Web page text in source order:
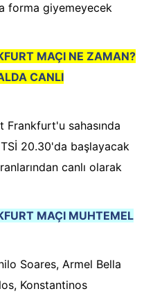
forma giyemeyecek
MAÇI NE ZAMAN?
CANLI
Frankfurt'u sahasında
20.30'da başlayacak
canlı olarak
MAÇI MUHTEMEL
Soares, Armel Bella
Konstantinos